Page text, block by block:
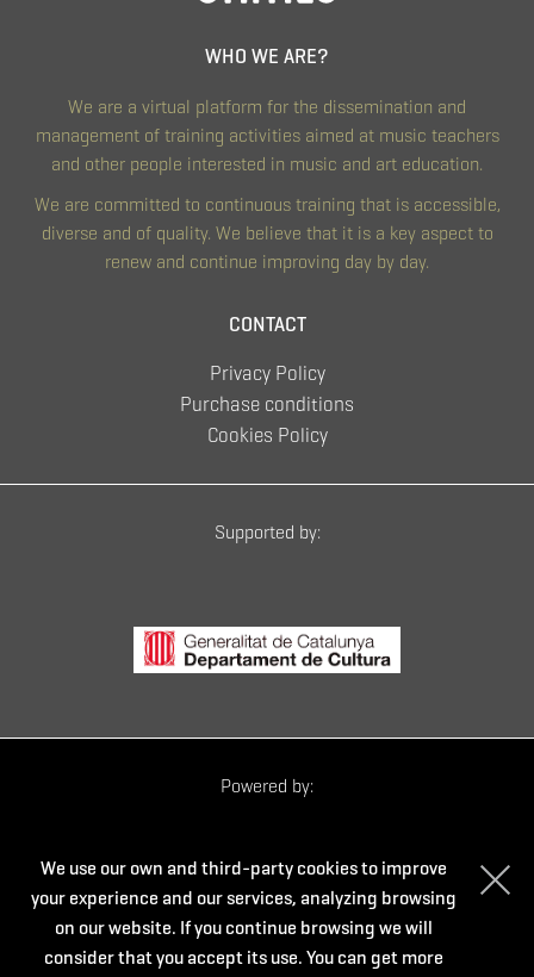
WHO WE ARE?
We are a virtual platform for the dissemination and
management of training activities aimed at music teachers
and other people interested in music and art education.
We are committed to continuous training that is accessible,
diverse and of quality. We believe that it is a key aspect to
renew and continue improving day by day.
CONTACT
Privacy Policy
Purchase conditions
Cookies Policy
Supported by:
Powered by:
We use our own and third-party cookies to improve
your experience and our services, analyzing browsing
on our website. If you continue browsing we will
consider that you accept its use. You can get more